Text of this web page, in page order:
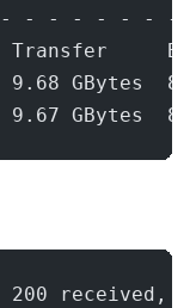
- - - - - - -
GBytes
9.67 GBytes
received,